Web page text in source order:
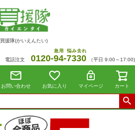
買援隊(かいえんたい)
電話注文 0120-94
急用
-7330
悩み去れ
（平日 9:00～17:00)
お問い合わせ お気に入り マイページ カート